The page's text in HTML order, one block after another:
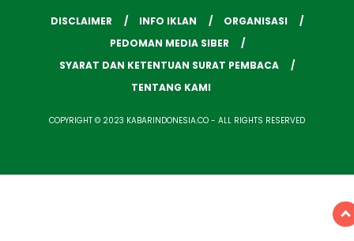
DISCLAIMER INFO IKLAN
ORGANISASI
PEDOMAN MEDIA SIBER
SYARAT DAN KETENTUAN SURAT PEMBACA
TENTANG KAMI
COPYRIGHT © 2023 KABARINDONESIA.CO - ALL RIGHTS RESERVED